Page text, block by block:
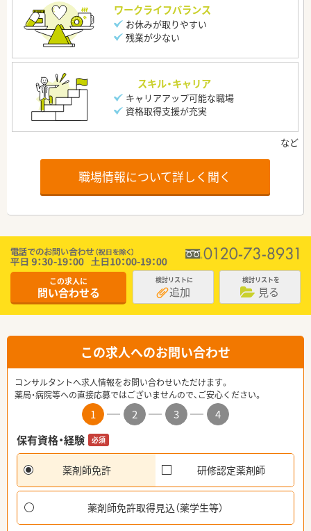
ワークライフバランス
お休みが取りやすい
残業が少ない
スキル・キャリア
キャリアアップ可能な職場
資格取得支援が充実
職場情報について詳しく聞く
この求人に
問い合わせる
検討リストに
追加
検討リストを
見る
この求人へのお問い合わせ
コンサルタントへ求人情報をお問い合わせいただけます。
薬局・病院等への直接応募ではございませんので、ご安心ください。
1 2 3
4
保有資格・経験
必須
薬剤師免許 研修認定薬剤師
薬剤師免許取得見込（薬学生等）